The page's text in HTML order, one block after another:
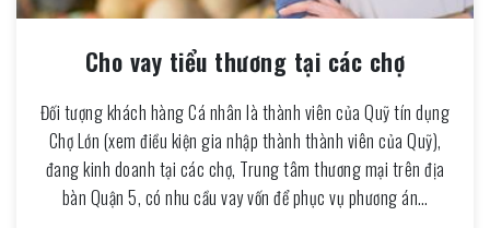
Cho vay tiểu thương tại các chợ
Đối tượng khách hàng Cá nhân là thành viên của Quỹ tín dụng
Chợ Lớn (xem điều kiện gia nhập thành thành viên của Quỹ),
đang kinh doanh tại các chợ, Trung tâm thương mại trên địa
bàn Quận 5, có nhu cầu vay vốn để phục vụ phương án…